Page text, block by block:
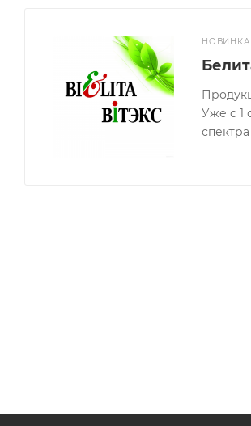
поддерживает физиологический
Результат:
НОВИНКА
Уже с 1